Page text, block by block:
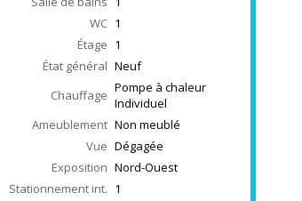
WC 1
Étage 1
État général Neuf
Chauffage Pompe à chaleur
Individuel
Ameublement Non meublé
Vue Dégagée
Exposition Nord-Ouest
Stationnement int. 1